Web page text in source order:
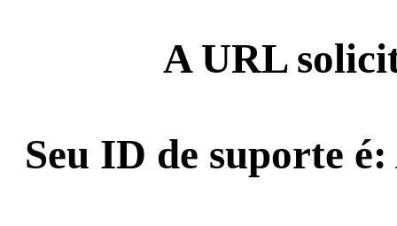
A URL
Seu ID de suporte